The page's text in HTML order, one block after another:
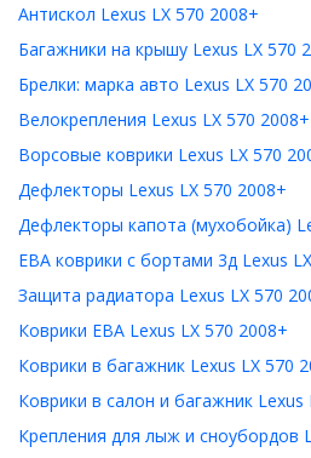
Антискол Lexus LX 570 2008+
Багажники на крышу Lexus LX 570
Брелки: марка авто Lexus LX 570
Велокрепления Lexus LX 570 2008+
Ворсовые коврики Lexus LX 570
Дефлекторы Lexus LX 570 2008+
Дефлекторы капота (мухобойка)
ЕВА коврики с бортами 3д Lexus
Защита радиатора Lexus LX 570
Коврики ЕВА Lexus LX 570 2008+
Коврики в багажник Lexus LX 570
Коврики в салон и багажник Lexus
Крепления для лыж и сноубордов